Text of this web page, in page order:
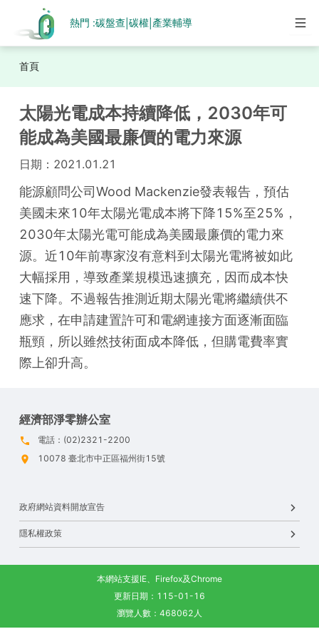
熱門 :碳盤查 碳權| 產業輔導
首頁
太陽光電成本持續降低，2030年可
能成為美國最廉價的電力來源
日期： 2021.01.21
能源顧問公司Wood Mackenzie發表報告，預估
美國未來10年太陽光電成本將下降15%至25%，
2030年太陽光電可能成為美國最廉價的電力來
源。近10年前專家沒有意料到太陽光電將被如此
大幅採用，導致產業規模迅速擴充，因而成本快
速下降。不過報告推測近期太陽光電將繼續供不
應求，在申請建置許可和電網連接方面逐漸面臨
瓶頸，所以雖然技術面成本降低，但購電費率實
際上卻升高。
經濟部淨零辦公室
電話：(02)2321-2200
10078 臺北市中正區福州街15號
政府網站資料開放宣告
隱私權政策
本網站支援IE、Firefox及Chrome
更新日期：115-01-16
瀏覽人數：468062人